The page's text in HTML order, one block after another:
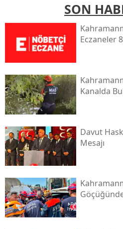
SON
Eczaneler
Kanalda
Davut
Mesajı